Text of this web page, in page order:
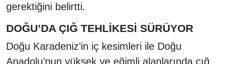
gerektiğini belirtti.
DOĞU’DA ÇIĞ TEHLİKESİ SÜRÜYOR
Doğu Karadeniz’in iç kesimleri ile Doğu
Anadolu’nun yüksek ve eğimli alanlarında çığ